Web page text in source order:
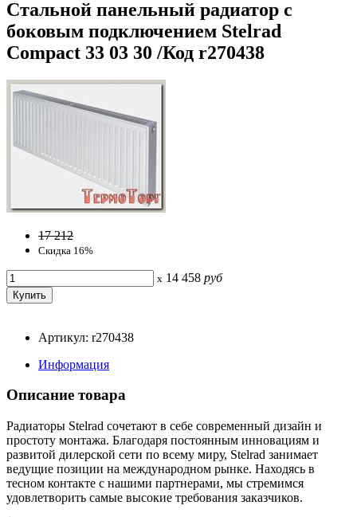
Стальной панельный радиатор с
боковым подключением Stelrad
Compact 33 03 30 /Код r270438
17 212
Скидка 16%
x 14 458 руб
Артикул: r270438
Информация
Описание товара
Радиаторы Stelrad сочетают в себе современный дизайн и
простоту монтажа. Благодаря постоянным инновациям и
развитой дилерской сети по всему миру, Stelrad занимает
ведущие позиции на международном рынке. Находясь в
тесном контакте с нашими партнерами, мы стремимся
удовлетворить самые высокие требования заказчиков.